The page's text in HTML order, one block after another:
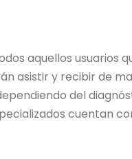
aquellos
asistir y recibir de
del
cuentan